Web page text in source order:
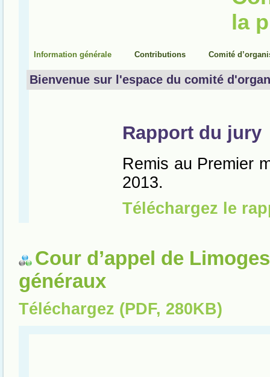
Cour d’appel de
généraux
Téléchargez (PDF, 280KB)